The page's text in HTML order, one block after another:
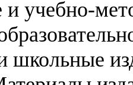
учебно-
школьные